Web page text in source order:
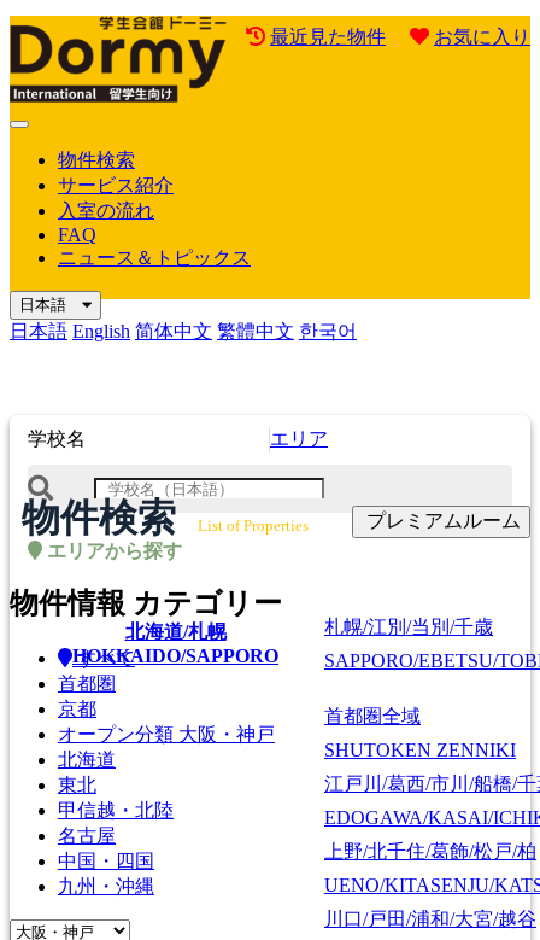
最近見た物件 お気に入り
Mobile
物件検索
サービス紹介
入室の流れ
FAQ
ニュース＆トピックス
日本語
日本語 English 简体中文 繁體中文 한국어
学校名 エリア
エリアから探す
北海道/札幌
HOKKAIDO/SAPPORO
札幌/江別/当別/千歳
SAPPORO/EBETSU/
首都圏全域
SHUTOKEN ZENNIKI
江戸川/葛西/市川/船橋/千
EDOGAWA/KASAI/
上野/北千住/葛飾/松戸/柏
UENO/KITASENJU/
川口/戸田/浦和/大宮/越谷
物件検索 List of Properties プレミアムルーム
物件情報 カテゴリー
すべて
首都圏
京都
オープン分類 大阪・神戸
北海道
東北
甲信越・北陸
名古屋
中国・四国
九州・沖縄